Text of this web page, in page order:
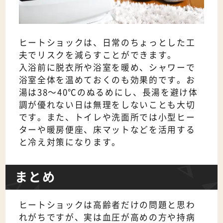
ヒートショックは、日常のちょっとした工
夫でリスクを減らすことができます。
入浴前に脱衣所や浴室を暖め、シャワーで
浴室全体を温めておくのも効果的です。お
湯は38～40℃のぬるめにし、長湯を避け体
調が優れない日は無理をしないことも大切
です。また、トイレや洗面所では小型ヒー
ターや暖房便座、床マットなどを活用する
と冷え対策になります。
まとめ
ヒートショックは高齢者だけの問題と思わ
れがちですが、実は血圧が高めの方や持病